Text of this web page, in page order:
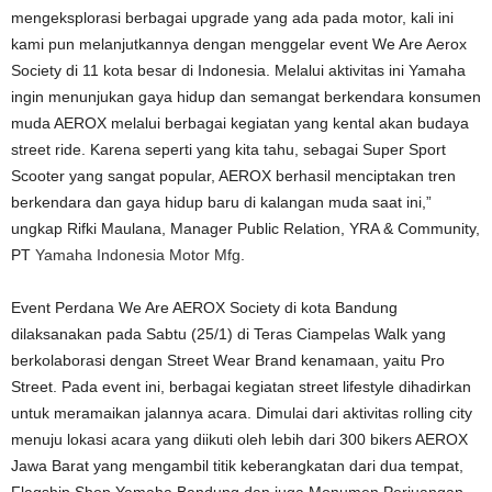
mengeksplorasi berbagai upgrade yang ada pada motor, kali ini
kami pun melanjutkannya dengan menggelar event We Are Aerox
Society di 11 kota besar di Indonesia. Melalui aktivitas ini Yamaha
ingin menunjukan gaya hidup dan semangat berkendara konsumen
muda AEROX melalui berbagai kegiatan yang kental akan budaya
street ride. Karena seperti yang kita tahu, sebagai Super Sport
Scooter yang sangat popular, AEROX berhasil menciptakan tren
berkendara dan gaya hidup baru di kalangan muda saat ini,”
ungkap Rifki Maulana, Manager Public Relation, YRA & Community,
PT Yamaha Indonesia Motor Mfg
Event Perdana We Are AEROX Society di kota Bandung
dilaksanakan pada Sabtu (25/1) di Teras Ciampelas Walk yang
berkolaborasi dengan Street Wear Brand kenamaan, yaitu Pro
Street. Pada event ini, berbagai kegiatan street lifestyle dihadirkan
untuk meramaikan jalannya acara. Dimulai dari aktivitas rolling city
menuju lokasi acara yang diikuti oleh lebih dari 300 bikers AEROX
Jawa Barat yang mengambil titik keberangkatan dari dua tempat,